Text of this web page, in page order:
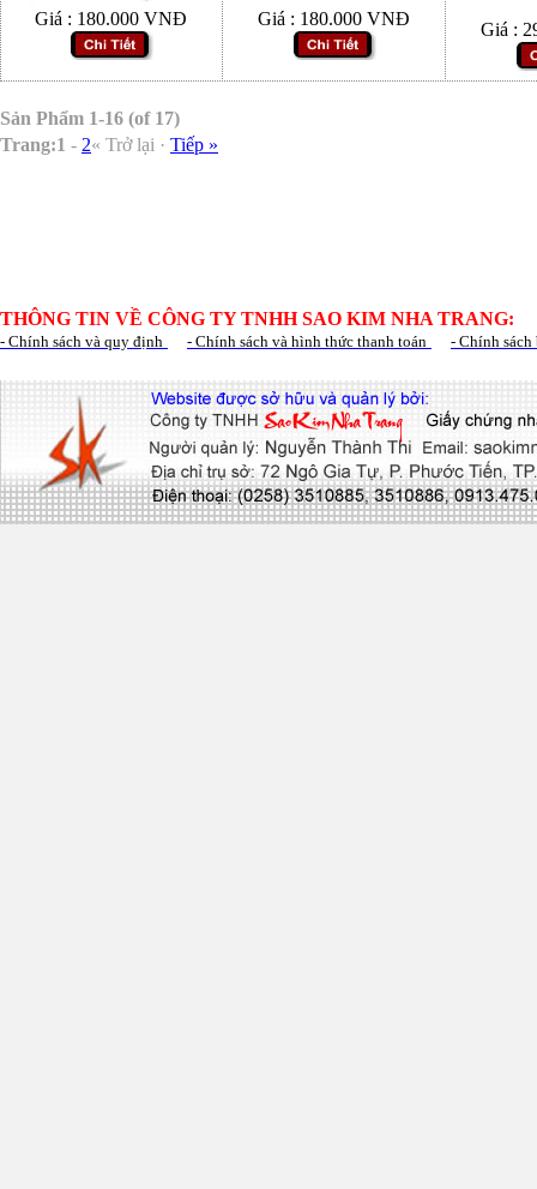
Giá : 180.000 VNĐ Giá : 180.000 VNĐ
Giá :
Sản Phẩm 1-16 (of 17)
Trang:1 - 2« Trở lại · Tiếp »
THÔNG TIN VỀ CÔNG TY TNHH SAO KIM NHA TRANG:
- Chính sách và quy định - Chính sách và hình thức thanh toán - Chính sách